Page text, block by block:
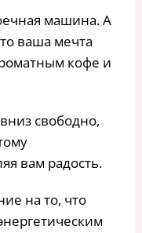
машина. А
ваша мечта
кофе и
свободно,
вам радость.
на то, что